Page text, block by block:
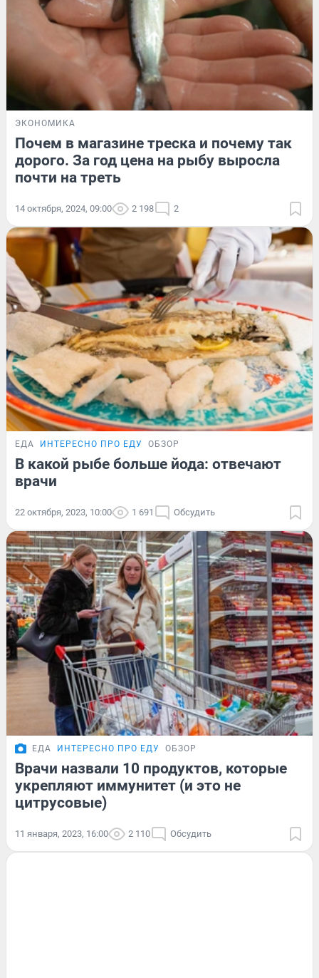
ЭКОНОМИКА
Почем в магазине треска и почему так
дорого. За год цена на рыбу выросла
почти на треть
14 октября, 2024, 09:00 2 198 2
ЕДА ИНТЕРЕСНО ПРО ЕДУ ОБЗОР
В какой рыбе больше йода: отвечают
врачи
22 октября, 2023, 10:00 1 691 Обсудить
ЕДА ИНТЕРЕСНО ПРО ЕДУ ОБЗОР
Врачи назвали 10 продуктов, которые
укрепляют иммунитет (и это не
цитрусовые)
11 января, 2023, 16:00 2 110 Обсудить